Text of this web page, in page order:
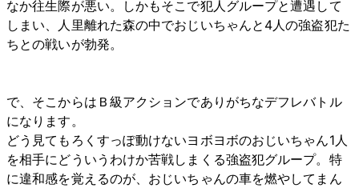
なか往生際が悪い。しかもそこで犯人グループと遭遇して
しまい、人里離れた森の中でおじいちゃんと4人の強盗犯た
ちとの戦いが勃発。
で、そこからはＢ級アクションでありがちなデフレバトル
になります。
どう見てもろくすっぽ動けないヨボヨボのおじいちゃん1人
を相手にどういうわけか苦戦しまくる強盗犯グループ。特
に違和感を覚えるのが、おじいちゃんの車を燃やしてまん